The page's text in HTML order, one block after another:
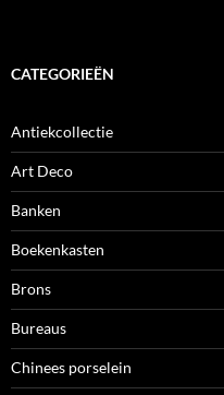
CATEGORIEËN
Antiekcollectie
Art Deco
Banken
Boekenkasten
Brons
Bureaus
Chinees porselein